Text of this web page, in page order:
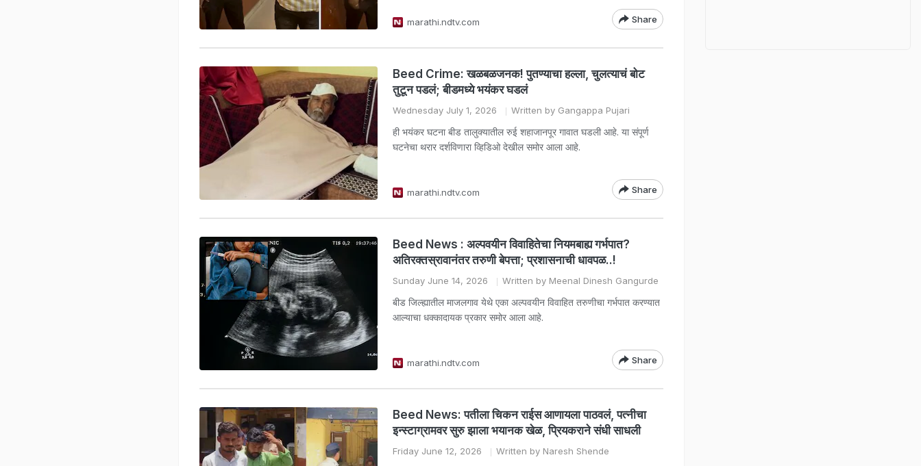
marathi.ndtv.com Share
Beed Crime: खळबळजनक! पुतण्याचा हल्ला, चुलत्याचं बोट
तुटून पडलं; बीडमध्ये भयंकर घडलं
Wednesday July 1, 2026 Written by Gangappa Pujari
ही भयंकर घटना बीड तालुक्यातील रुई शहाजानपूर गावात घडली आहे. या संपूर्ण
घटनेचा थरार दर्शविणारा व्हिडिओ देखील समोर आला आहे.
marathi.ndtv.com Share
Beed News : अल्पवयीन विवाहितेचा नियमबाह्य गर्भपात?
अतिरक्तस्रावानंतर तरुणी बेपत्ता; प्रशासनाची धावपळ..!
Sunday June 14, 2026 Written by Meenal Dinesh Gangurde
बीड जिल्ह्यातील माजलगाव येथे एका अल्पवयीन विवाहित तरुणीचा गर्भपात करण्यात
आल्याचा धक्कादायक प्रकार समोर आला आहे.
marathi.ndtv.com Share
Beed News: पतीला चिकन राईस आणायला पाठवलं, पत्नीचा
इन्स्टाग्रामवर सुरु झाला भयानक खेळ, प्रियकराने संधी साधली
Friday June 12, 2026 Written by Naresh Shende